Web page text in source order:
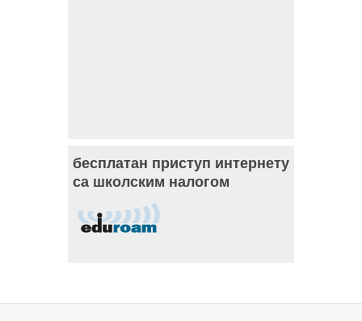
бесплатан приступ интернету
са школским налогом